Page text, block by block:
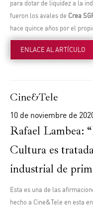
para dotar de liquidez a la
fueron los avales de Crea
hace quince años por el
ENLACE AL ARTÍCULO
Cine&Tele
10 de noviembre de
Rafael Lambea:
Cultura es
industrial de
Esta es una de las
hecho a Cine&Tele en esta